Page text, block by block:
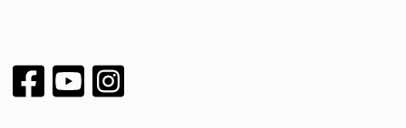
FacebookYouTube